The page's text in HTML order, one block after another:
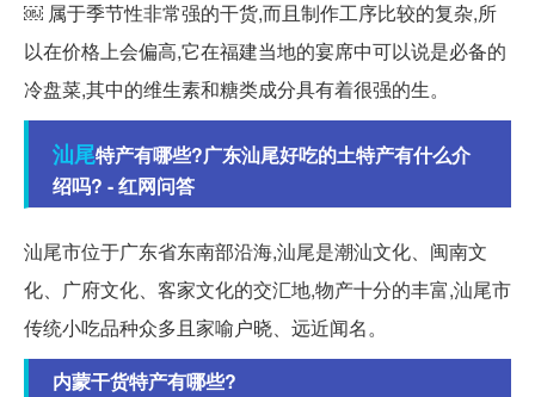
￼ 属于季节性非常强的干货,而且制作工序比较的复杂,所
以在价格上会偏高,它在福建当地的宴席中可以说是必备的
冷盘菜,其中的维生素和糖类成分具有着很强的生。
汕尾特产有哪些?广东汕尾好吃的土特产有什么介
绍吗? - 红网问答
汕尾市位于广东省东南部沿海,汕尾是潮汕文化、闽南文
化、广府文化、客家文化的交汇地,物产十分的丰富,汕尾市
传统小吃品种众多且家喻户晓、远近闻名。
内蒙干货特产有哪些?